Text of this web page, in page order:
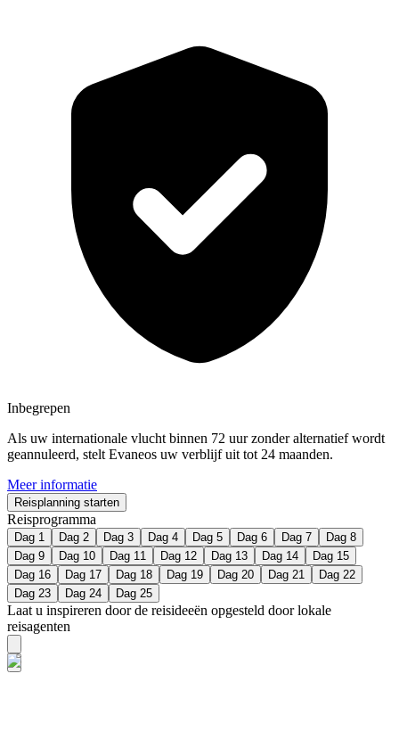
Inbegrepen
Als uw internationale vlucht binnen 72 uur zonder alternatief wordt
geannuleerd, stelt Evaneos uw verblijf uit tot 24 maanden.
Meer informatie
Reisplanning starten
Reisprogramma
Dag 1 Dag 2 Dag 3 Dag 4 Dag 5 Dag 6 Dag 7
Dag 8
Dag 9
Dag 10 Dag 11 Dag 12 Dag 13 Dag 14
Dag 15
Dag 16
Dag 17 Dag 18 Dag 19 Dag 20 Dag 21
Dag 22
Dag 23
Dag 24 Dag 25
Laat u inspireren door de reisideeën opgesteld door lokale
reisagenten